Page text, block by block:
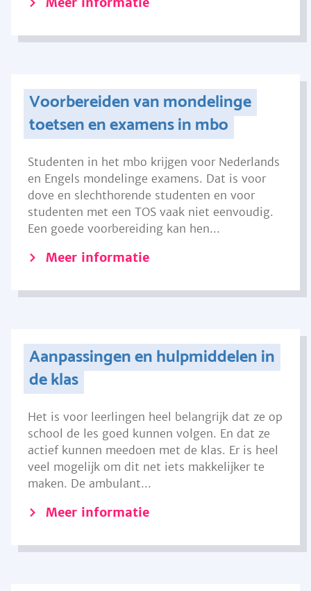
Voorbereiden van mondelinge
toetsen en examens in mbo
Studenten in het mbo krijgen voor Nederlands
en Engels mondelinge examens. Dat is voor
dove en slechthorende studenten en voor
studenten met een TOS vaak niet eenvoudig.
Een goede voorbereiding kan hen...
Meer informatie
Aanpassingen en hulpmiddelen in
de klas
Het is voor leerlingen heel belangrijk dat ze op
school de les goed kunnen volgen. En dat ze
actief kunnen meedoen met de klas. Er is heel
veel mogelijk om dit net iets makkelijker te
maken. De ambulant...
Meer informatie